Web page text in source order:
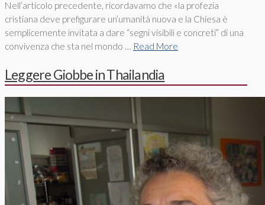
Nell’articolo precedente, ricordavamo che «la profezia
cristiana deve prefigurare un’umanità nuova e la Chiesa è
semplicemente invitata a dare “segni visibili e concreti” di una
convivenza che sta nel mondo … Read More
Leggere Giobbe in Thailandia